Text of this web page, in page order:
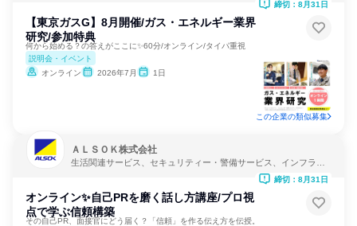
【東京ガスG】8月開催/ガス・エネルギー業界
研究/参加特典
何から始める？の答えがここに✨60分/オンライン/タイパ重視
説明会・イベント
オンライン
2026年7月 1日
締切：8月31日
この企業の類似募集
ＡＬＳＯＫ株式会社
生活関連サービス、セキュリティー・警備サービス、インフラ・
オンライン✨自己PRを磨く話し方講座/プロ視
点で学ぶ信頼構築
その自己PR、面接官にどう届く？「信頼」を作る伝え方を伝授。
締切：8月31日